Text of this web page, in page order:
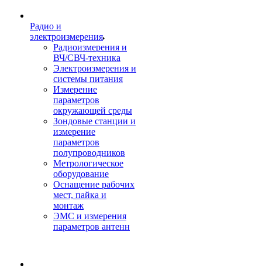
Радио и
электроизмерения
Радиоизмерения и
ВЧ/СВЧ-техника
Электроизмерения и
системы питания
Измерение
параметров
окружающей среды
Зондовые станции и
измерение
параметров
полупроводников
Метрологическое
оборудование
Оснащение рабочих
мест, пайка и
монтаж
ЭМС и измерения
параметров антенн